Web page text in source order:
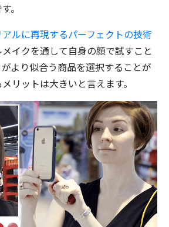
。
アルに再現するパーフェクトの技術
イクを通して自身の顔で試すこと
より似合う商品を選択することが
リットは大きいと言えます。